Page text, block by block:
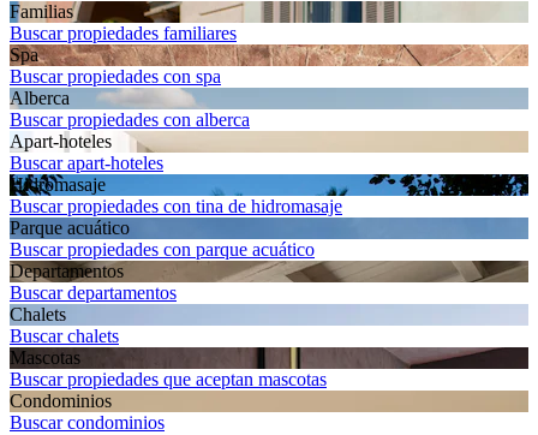
Familias
Buscar propiedades familiares
Spa
Buscar propiedades con spa
Alberca
Buscar propiedades con alberca
Apart-hoteles
Buscar apart-hoteles
Hidromasaje
Buscar propiedades con tina de hidromasaje
Parque acuático
Buscar propiedades con parque acuático
Departa­mentos
Buscar departamentos
Chalets
Buscar chalets
Mascotas
Buscar propiedades que aceptan mascotas
Condominios
Buscar condominios